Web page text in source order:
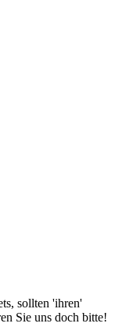
sollten 'ihren'
Sie uns doch bitte!